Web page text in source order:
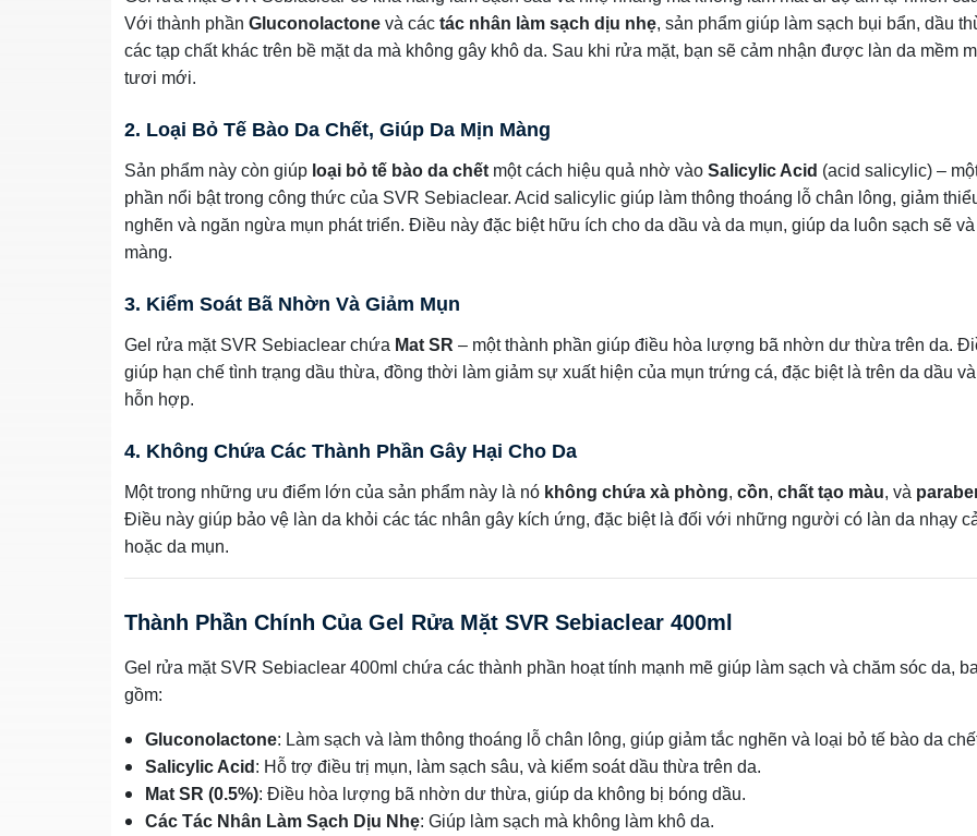
Với thành phần Gluconolactone và các tác nhân làm sạch dịu nhẹ, sản phẩm giúp làm sạch bụi bẩn, dầu
các tạp chất khác trên bề mặt da mà không gây khô da. Sau khi rửa mặt, bạn sẽ cảm nhận được làn da mềm
tươi mới.
2. Loại Bỏ Tế Bào Da Chết, Giúp Da Mịn Màng
Sản phẩm này còn giúp loại bỏ tế bào da chết một cách hiệu quả nhờ vào Salicylic Acid (acid salicylic) –
phần nổi bật trong công thức của SVR Sebiaclear. Acid salicylic giúp làm thông thoáng lỗ chân lông, giảm
nghẽn và ngăn ngừa mụn phát triển. Điều này đặc biệt hữu ích cho da dầu và da mụn, giúp da luôn sạch sẽ và
màng.
3. Kiểm Soát Bã Nhờn Và Giảm Mụn
Gel rửa mặt SVR Sebiaclear chứa Mat SR – một thành phần giúp điều hòa lượng bã nhờn dư thừa trên da.
giúp hạn chế tình trạng dầu thừa, đồng thời làm giảm sự xuất hiện của mụn trứng cá, đặc biệt là trên da dầu
hỗn hợp.
4. Không Chứa Các Thành Phần Gây Hại Cho Da
Một trong những ưu điểm lớn của sản phẩm này là nó không chứa xà phòng, cồn, chất tạo màu, và
Điều này giúp bảo vệ làn da khỏi các tác nhân gây kích ứng, đặc biệt là đối với những người có làn da nhạy
hoặc da mụn.
Thành Phần Chính Của Gel Rửa Mặt SVR Sebiaclear 400ml
Gel rửa mặt SVR Sebiaclear 400ml chứa các thành phần hoạt tính mạnh mẽ giúp làm sạch và chăm sóc da,
gồm:
Gluconolactone: Làm sạch và làm thông thoáng lỗ chân lông, giúp giảm tắc nghẽn và loại bỏ tế bào da
Salicylic Acid : Hỗ trợ điều trị mụn, làm sạch sâu, và kiểm soát dầu thừa trên da.
Mat SR (0.5%): Điều hòa lượng bã nhờn dư thừa, giúp da không bị bóng dầu.
Các Tác Nhân Làm Sạch Dịu Nhẹ: Giúp làm sạch mà không làm khô da.